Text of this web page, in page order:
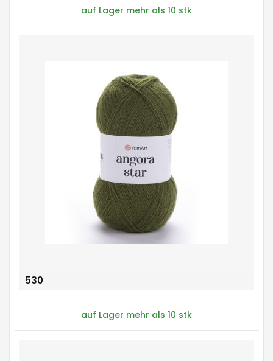
auf Lager mehr als 10 stk
530
auf Lager mehr als 10 stk